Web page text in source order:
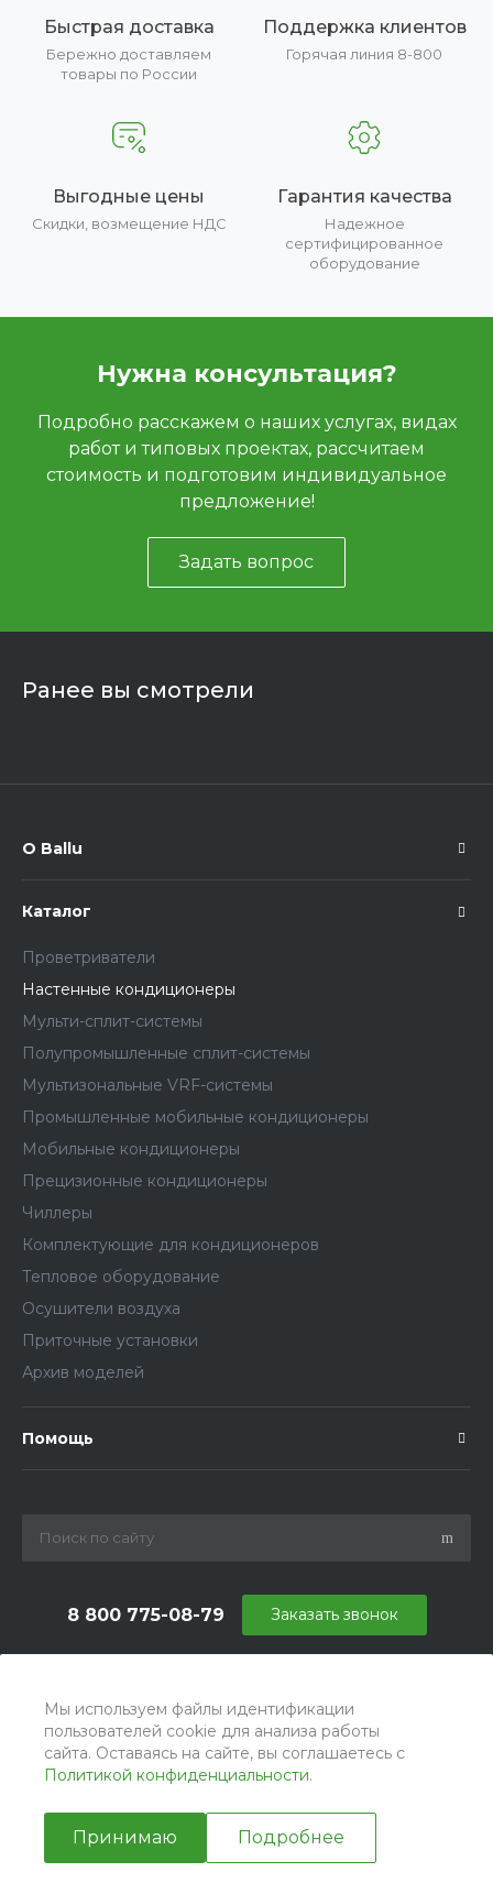
Мы используем файлы идентификации
пользователей cookie для анализа работы
сайта. Оставаясь на сайте, вы соглашаетесь с
Политикой конфиденциальности.
Принимаю Подробнее
Быстрая доставка
Бережно доставляем
товары по России
Поддержка клиентов
Горячая линия 8-800
Выгодные цены
Скидки, возмещение НДС
Гарантия качества
Надежное
сертифицированное
оборудование
Нужна консультация?
Подробно расскажем о наших услугах, видах
работ и типовых проектах, рассчитаем
стоимость и подготовим индивидуальное
предложение!
Задать вопрос
Ранее вы смотрели
О Ballu
Каталог
Проветриватели
Настенные кондиционеры
Мульти-сплит-системы
Полупромышленные сплит-системы
Мультизональные VRF-системы
Промышленные мобильные кондиционеры
Мобильные кондиционеры
Прецизионные кондиционеры
Чиллеры
Комплектующие для кондиционеров
Тепловое оборудование
Осушители воздуха
Приточные установки
Архив моделей
Помощь
8 800 775-08-79
г. Москва, БЦ Вятский, ул. Вятская д.70, офис 715
Заказать звонок